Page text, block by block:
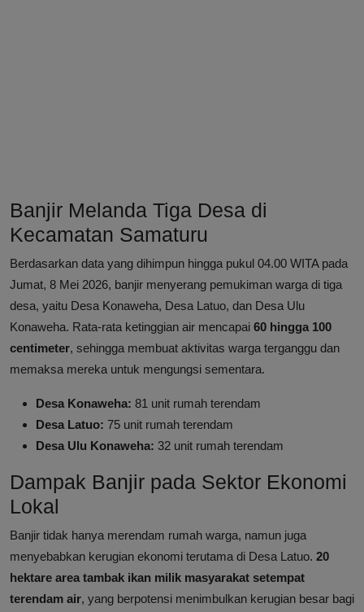
Banjir Melanda Tiga Desa di
Kecamatan Samaturu
Berdasarkan data yang dihimpun hingga pukul 04.00 WITA pada
Jumat, 8 Mei 2026, banjir menyerang pemukiman warga di tiga
desa, yaitu Desa Konaweha, Desa Latuo, dan Desa Ulu
Konaweha. Rata-rata ketinggian air mencapai 60 hingga 100
centimeter, sehingga membuat aktivitas warga terganggu dan
memaksa mereka untuk mengungsi sementara.
Desa Konaweha: 81 unit rumah terendam
Desa Latuo: 75 unit rumah terendam
Desa Ulu Konaweha: 32 unit rumah terendam
Dampak Banjir pada Sektor Ekonomi
Lokal
Banjir tidak hanya merendam rumah warga, namun juga
menyebabkan kerugian ekonomi terutama di Desa Latuo. 20
hektare area tambak ikan milik masyarakat setempat
terendam air, yang berpotensi menimbulkan kerugian besar bagi